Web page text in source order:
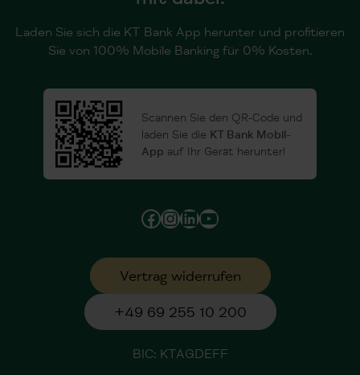
Laden Sie sich die KT Bank App herunter und profitieren
Sie von 100% Mobile Banking für 0% Kosten.
Scannen Sie den QR-Code und
laden Sie die
KT Bank Mobil-
App auf Ihr Gerät herunter!
Facebook
Instagram
LinkedIn
YouTube
Vertrag widerrufen
+49 69 255 10 200
BIC: KTAGDEFF